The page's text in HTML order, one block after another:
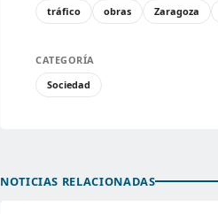
tráfico
obras Zaragoza
CATEGORÍA
Sociedad
NOTICIAS RELACIONADAS